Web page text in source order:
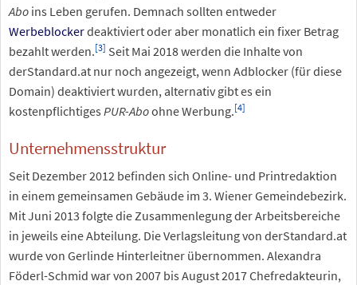
Abo ins Leben gerufen. Demnach sollten entweder
Werbeblockerdeaktiviert oder aber monatlich ein fixer Betrag
bezahlt werden.[3] Seit Mai 2018 werden die Inhalte von
derStandard.at nur noch angezeigt, wenn Adblocker (für diese
Domain) deaktiviert wurden, alternativ gibt es ein
kostenpflichtiges PUR-Aboohne Werbung.[4]
Unternehmensstruktur
Seit Dezember 2012 befinden sich Online- und Printredaktion
in einem gemeinsamen Gebäude im 3. Wiener Gemeindebezirk.
Mit Juni 2013 folgte die Zusammenlegung der Arbeitsbereiche
in jeweils eine Abteilung. Die Verlagsleitung von derStandard.at
wurde von Gerlinde Hinterleitner übernommen. Alexandra
Föderl-Schmid war von 2007 bis August 2017 Chefredakteurin,